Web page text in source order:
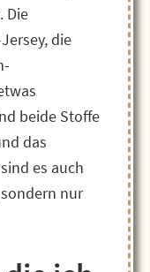
Die
die
beide Stoffe
das
es auch
nur